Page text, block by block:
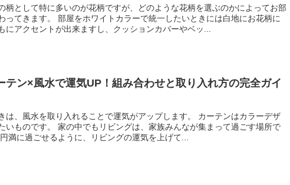
柄として特に多いのが花柄ですが、どのような花柄を選ぶのかによってお部
ってきます。 部屋をホワイトカラーで統一したいときには白地にお花柄に
にアクセントが出来ますし、クッションカバーやベッ...
テン×風水で運気UP！組み合わせと取り入れ方の完全ガイ
は、風水を取り入れることで運気がアップします。 カーテンはカラーデザ
いものです。 家の中でもリビングは、家族みんなが集まって過ごす場所で
満に過ごせるように、リビングの運気を上げて...